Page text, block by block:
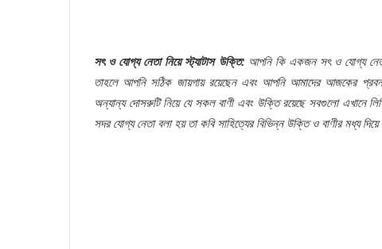
সৎ ও যোগ্য নেতা নিয়ে স্ট্যাটাস উক্তি: আপনি কি একজন সৎ ও যোগ্য
তাহলে আপনি সঠিক জায়গায় রয়েছেন এবং আপনি আমাদের আজকের
অন্যান্য দোসরুটি নিয়ে যে সকল বাণী এবং উক্তি রয়েছে সবগুলো এখানে
সদর যোগ্য নেতা বলা হয় তা কবি সাহিত্যের বিভিন্ন উক্তি ও বাণীর মধ্য দিয়ে